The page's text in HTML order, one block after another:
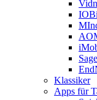
Sage
Klassiker
Apps für